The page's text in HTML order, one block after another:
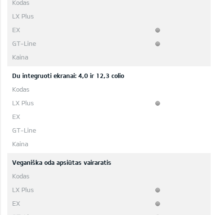
Du integruoti ekranai: 4,0 ir 12,3 colio
Veganiška oda apsiūtas vairaratis